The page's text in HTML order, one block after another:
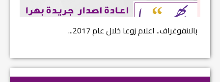
بالانفوغراف.. اعلام زوعا خلال عام 2017...